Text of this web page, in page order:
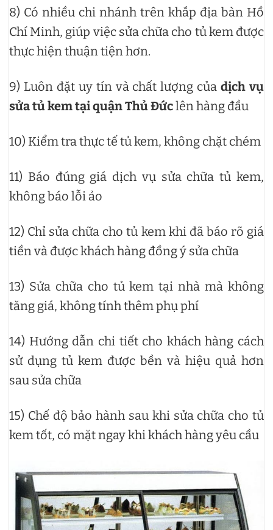
8) Có nhiều chi nhánh trên khắp địa bàn Hồ
Chí Minh, giúp việc sửa chữa cho tủ kem được
thực hiện thuận tiện hơn.
9) Luôn đặt uy tín và chất lượng củadịch vụ
sửa tủ kem tại quận Thủ Đứclên hàng đầu
10) Kiểm tra thực tế tủ kem, không chặt chém
11) Báo đúng giá dịch vụ sửa chữa tủ kem,
không báo lỗi ảo
12) Chỉ sửa chữa cho tủ kem khi đã báo rõ giá
tiền và được khách hàng đồng ý sửa chữa
13) Sửa chữa cho tủ kem tại nhà mà không
tăng giá, không tính thêm phụ phí
14) Hướng dẫn chi tiết cho khách hàng cách
sử dụng tủ kem được bền và hiệu quả hơn
sau sửa chữa
15) Chế độ bảo hành sau khi sửa chữa cho tủ
kem tốt, có mặt ngay khi khách hàng yêu cầu